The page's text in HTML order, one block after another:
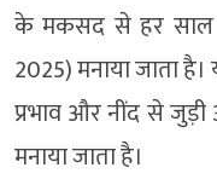
के मकसद से हर साल
2025) मनाया जाता
प्रभाव और नींद से
मनाया जाता है।